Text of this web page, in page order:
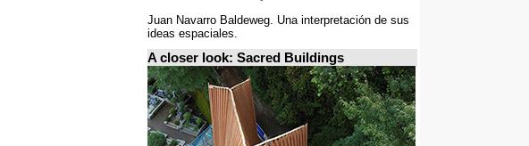
Juan Navarro Baldeweg. Una interpretación de sus
ideas espaciales.
A closer look: Sacred Buildings